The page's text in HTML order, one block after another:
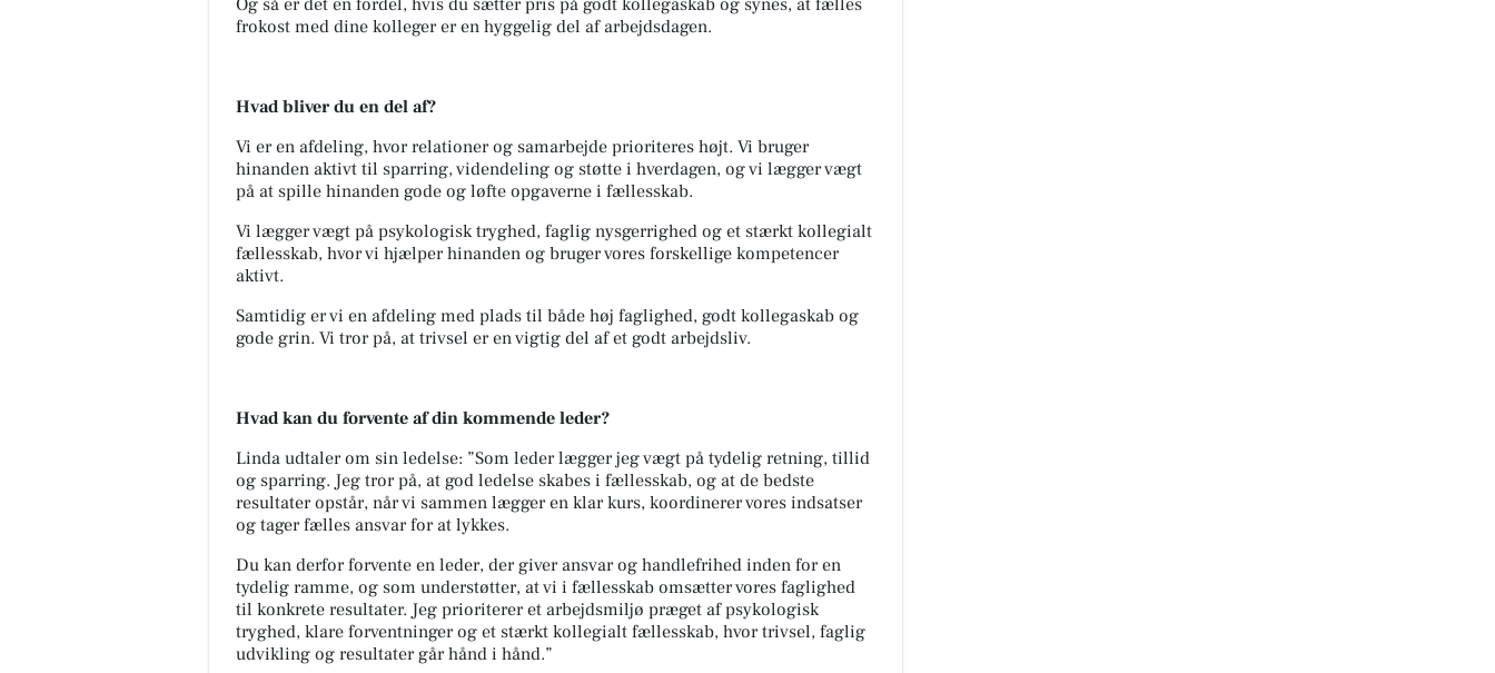
frokost med dine kolleger er en hyggelig del af arbejdsdagen.
Hvad bliver du en del af?
Vi er en afdeling, hvor relationer og samarbejde prioriteres højt. Vi bruger
hinanden aktivt til sparring, videndeling og støtte i hverdagen, og vi lægger vægt
på at spille hinanden gode og løfte opgaverne i fællesskab.
Vi lægger vægt på psykologisk tryghed, faglig nysgerrighed og et stærkt kollegialt
fællesskab, hvor vi hjælper hinanden og bruger vores forskellige kompetencer
aktivt.
Samtidig er vi en afdeling med plads til både høj faglighed, godt kollegaskab og
gode grin. Vi tror på, at trivsel er en vigtig del af et godt arbejdsliv.
Hvad kan du forvente af din kommende leder?
Linda udtaler om sin ledelse: ”Som leder lægger jeg vægt på tydelig retning, tillid
og sparring. Jeg tror på, at god ledelse skabes i fællesskab, og at de bedste
resultater opstår, når vi sammen lægger en klar kurs, koordinerer vores indsatser
og tager fælles ansvar for at lykkes.
Du kan derfor forvente en leder, der giver ansvar og handlefrihed inden for en
tydelig ramme, og som understøtter, at vi i fællesskab omsætter vores faglighed
til konkrete resultater. Jeg prioriterer et arbejdsmiljø præget af psykologisk
tryghed, klare forventninger og et stærkt kollegialt fællesskab, hvor trivsel, faglig
udvikling og resultater går hånd i hånd.”